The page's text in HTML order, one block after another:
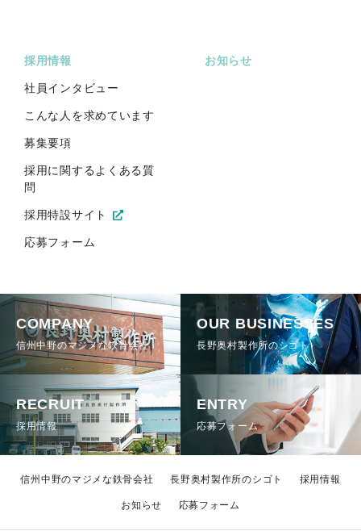
採用情報
社員インタビュー
こんな人を求めています
募集要項
採用に関するよくある質
問
採用特設サイト
応募フォーム
お知らせ
COMPANY
信州中野のマジメな鉄骨会社
OUR BUSINESSES
長野奥村製作所のシゴト
RECRUIT
採用情報
ENTRY
応募フォーム
信州中野のマジメな鉄骨会社 長野奥村製作所のシゴト 採用情報
お知らせ 応募フォーム